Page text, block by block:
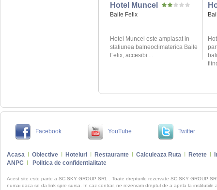
Hotel Muncel
Baile Felix
Hotel Muncel este amplasat in
statiunea balneoclimaterica Baile
Felix, accesibi ...
Facebook YouTube Twitter
Acasa Obiective Hoteluri Restaurante Calculeaza Ruta Retete
ANPC
Politica de confidentialitate
Acest site este parte a SC SKY GROUP SRL . Toate drepturile rezervate SC SKY GROUP
numai daca se da link spre sursa. In caz contrar, ne rezervam dreptul de a apela la institutiile